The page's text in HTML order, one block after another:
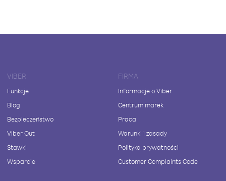
VIBER
Funkcje
Blog
Bezpieczeństwo
Viber Out
Stawki
Wsparcie
FIRMA
Informacje o Viber
Centrum marek
Praca
Warunki i zasady
Polityka prywatności
Customer Complaints Code